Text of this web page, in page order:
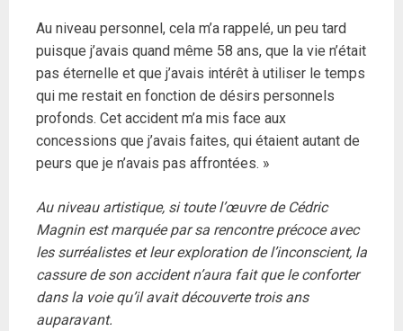
Au niveau personnel, cela m’a rappelé, un peu tard
puisque j’avais quand même 58 ans, que la vie n’était
pas éternelle et que j’avais intérêt à utiliser le temps
qui me restait en fonction de désirs personnels
profonds. Cet accident m’a mis face aux
concessions que j’avais faites, qui étaient autant de
peurs que je n’avais pas affrontées. »
Au niveau artistique, si toute l’œuvre de Cédric
Magnin est marquée par sa rencontre précoce avec
les surréalistes et leur exploration de l’inconscient, la
cassure de son accident n’aura fait que le conforter
dans la voie qu’il avait découverte trois ans
auparavant.